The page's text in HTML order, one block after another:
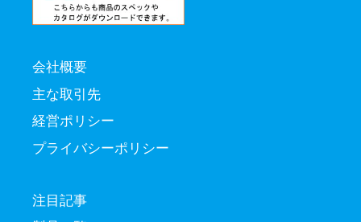
会社概要
主な取引先
経営ポリシー
プライバシーポリシー
注目記事